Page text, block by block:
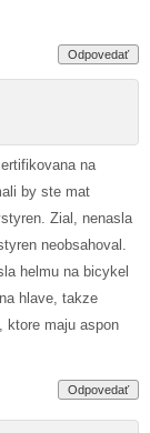
Odpovedať
na
by ste mat
Zial, nenasla
neobsahoval.
helmu na bicykel
hlave, takze
ktore maju aspon
Odpovedať